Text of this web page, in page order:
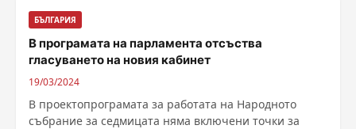
БЪЛГАРИЯ
В програмата на парламента отсъства
гласуването на новия кабинет
19/03/2024
В проектопрограмата за работата на Народното
събрание за седмицата няма включени точки за